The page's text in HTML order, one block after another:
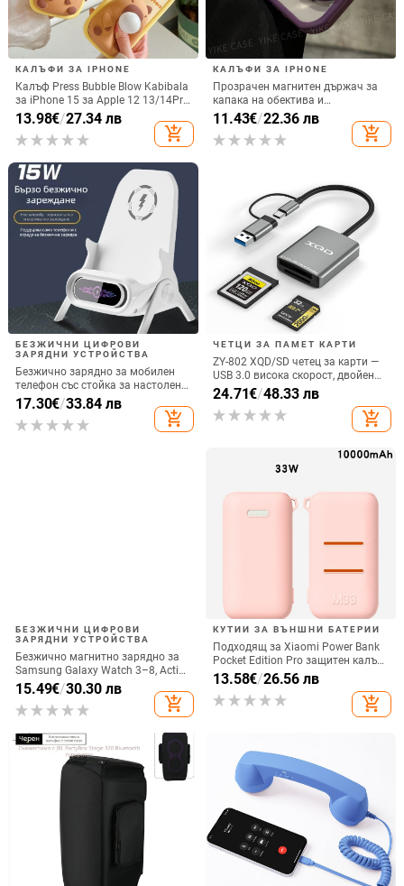
КАЛЪФИ ЗА IPHONE
Калъф Press Bubble Blow Kabibala
за iPhone 15 за Apple 12 13/14Pro
Max, устойчив на изпускане 11
13.98€/27.34 лв
add_shopping_cart
КАЛЪФИ ЗА IPHONE
Прозрачен магнитен държач за
капака на обектива и
удароустойчив твърд калъф за
iPhone 17 Pro Max
11.43€/22.36 лв
add_shopping_cart
БЕЗЖИЧНИ ЦИФРОВИ
ЗАРЯДНИ УСТРОЙСТВА
Безжично зарядно за мобилен
телефон със стойка за настолен
монтаж за хоризонтално или
вертикално ползване, QC3.0, 2 A,
15 W, Бързо зареждане
17.30€/33.84 лв
add_shopping_cart
ЧЕТЦИ ЗА ПАМЕТ КАРТИ
ZY-802 XQD/SD четец за карти —
USB 3.0 висока скорост, двойен
интерфейс Type-C и USB,
алуминиев сплав + ABS
24.71€/48.33 лв
add_shopping_cart
БЕЗЖИЧНИ ЦИФРОВИ
ЗАРЯДНИ УСТРОЙСТВА
Безжично магнитно зарядно за
Samsung Galaxy Watch 3–8, Active
1/2 • QC2.0 • Магнитно зареждане
• 3W / 1A
15.49€/30.30 лв
add_shopping_cart
КУТИИ ЗА ВЪНШНИ БАТЕРИИ
Подходящ за Xiaomi Power Bank
Pocket Edition Pro защитен калъф
33W силиконов 10000mA
неплъзгащ се защитен калъф за
Power Bank
13.58€/26.56 лв
add_shopping_cart